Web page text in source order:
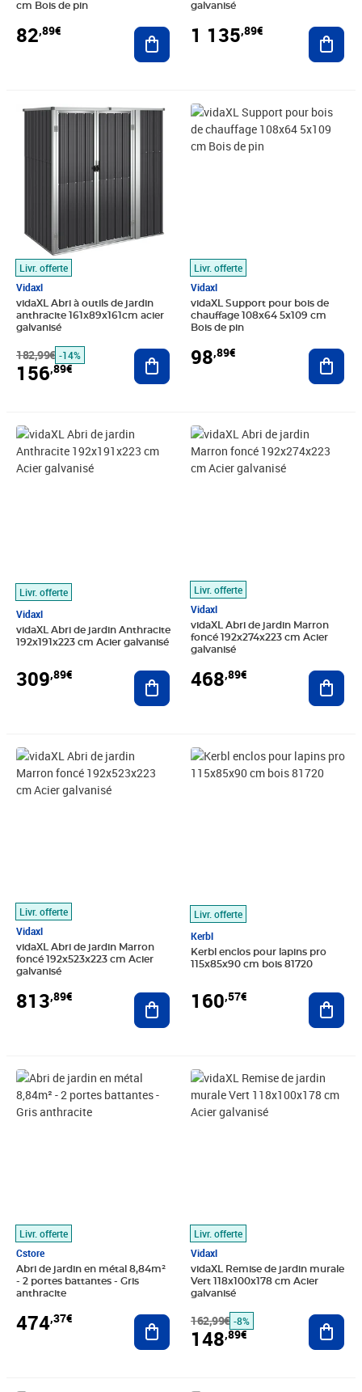
cm Bois de pin
82,89€ Ajouter au panier
galvanisé
1 135,89€
Livr. offerte
Vidaxl
vidaXL Abri à outils de jardin
anthracite 161x89x161cm acier
galvanisé
182,99€
Prix barré 182,99€
-14%
156,89€
Prix 156,89€
Ajouter au panier
Livr. offerte
Vidaxl
vidaXL Support pour bois de
chauffage 108x64 5x109 cm
Bois de pin
98,89€
Prix 98,89€
Livr. offerte
Vidaxl
vidaXL Abri de jardin Anthracite
192x191x223 cm Acier galvanisé
309,89€
Prix 309,89€
Ajouter au panier
Livr. offerte
Vidaxl
vidaXL Abri de jardin Marron
foncé 192x274x223 cm Acier
galvanisé
468,89€
Prix 468,89€
Livr. offerte
Vidaxl
vidaXL Abri de jardin Marron
foncé 192x523x223 cm Acier
galvanisé
813,89€
Prix 813,89€
Ajouter au panier
Livr. offerte
Kerbl
Kerbl enclos pour lapins pro
115x85x90 cm bois 81720
160,57€
Prix 160,57€
Livr. offerte
Cstore
Abri de jardin en métal 8,84m²
- 2 portes battantes - Gris
anthracite
474,37€
Prix 474,37€
Ajouter au panier
Livr. offerte
Vidaxl
vidaXL Remise de jardin murale
Vert 118x100x178 cm Acier
galvanisé
162,99€
Prix barré 162,99€
-8%
148,89€
Prix 148,89€